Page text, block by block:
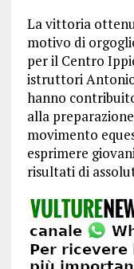
La vittoria
motivo di
per il Centro
istruttori Antonio
hanno
alla
movimento
esprimere
risultati di